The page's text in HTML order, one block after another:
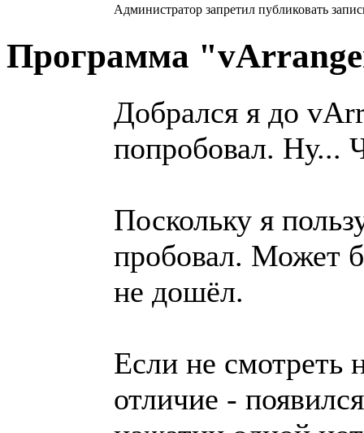
Администратор запретил публиковать
Программа
Добрался я до
попробовал. Ну...
Поскольку я
пробовал. Может
не дошёл.
Если не смотреть
отличие -